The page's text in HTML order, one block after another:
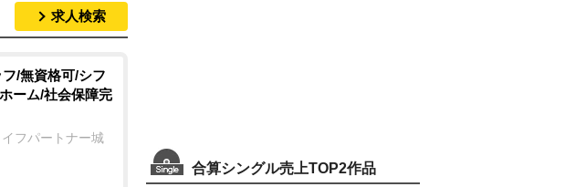
求人検索
フ/無資格可/シフ
ーム/社会保障完
フパートナー城
合算シングル売上TOP2作品